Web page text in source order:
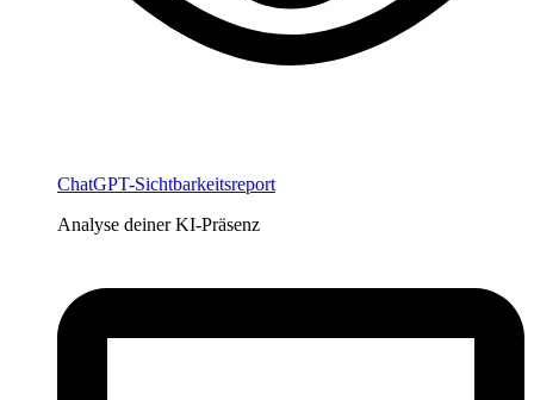
ChatGPT-Sichtbarkeitsreport
Analyse deiner KI-Präsenz